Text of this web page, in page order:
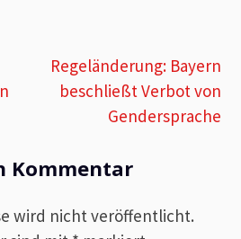
Regeländerung: Bayern
beschließt Verbot von
Gendersprache
Kommentar
wird nicht veröffentlicht.